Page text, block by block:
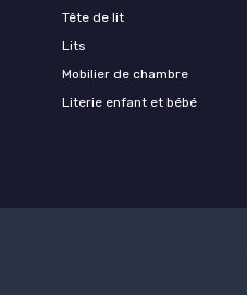
Tête de lit
Lits
Mobilier de chambre
Literie enfant et bébé